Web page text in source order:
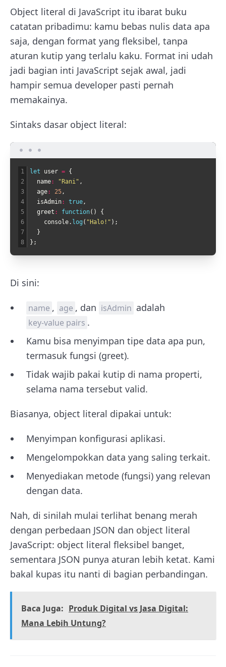
Object literal di JavaScript itu ibarat buku
catatan pribadimu: kamu bebas nulis data apa
saja, dengan format yang fleksibel, tanpa
aturan kutip yang terlalu kaku. Format ini udah
jadi bagian inti JavaScript sejak awal, jadi
hampir semua developer pasti pernah
memakainya.
Sintaks dasar object literal:
1
2
3
4
5
6
7
8
let user = {
name: "Rani" ,
age: 25,
isAdmin: true,
greet : function( )
{
console. log ( "Halo!" ) ;
}
} ;
Di sini:
name , age , dan isAdmin adalah
key-value pairs .
Kamu bisa menyimpan tipe data apa pun,
termasuk fungsi (greet).
Tidak wajib pakai kutip di nama properti,
selama nama tersebut valid.
Biasanya, object literal dipakai untuk:
Menyimpan konfigurasi aplikasi.
Mengelompokkan data yang saling terkait.
Menyediakan metode (fungsi) yang relevan
dengan data.
Nah, di sinilah mulai terlihat benang merah
dengan perbedaan JSON dan object literal
JavaScript: object literal fleksibel banget,
sementara JSON punya aturan lebih ketat. Kami
bakal kupas itu nanti di bagian perbandingan.
Baca Juga: Produk Digital vs Jasa Digital:
Mana Lebih Untung?